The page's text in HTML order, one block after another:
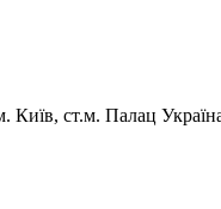
Київ, ст.м. Палац